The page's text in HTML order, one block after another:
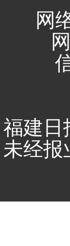
网
福建日
未经报